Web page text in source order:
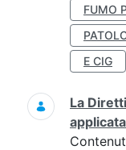
FUMO
E CIG
La